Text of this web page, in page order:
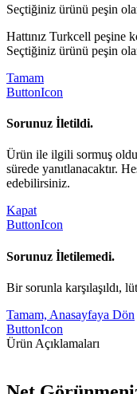
Seçtiğiniz ürünü peşin
Hattınız Turkcell peşine
Seçtiğiniz ürünü peşin
Tamam
ButtonIcon
Sorunuz İletildi.
Ürün ile ilgili sormuş
sürede yanıtlanacaktır.
edebilirsiniz.
Kapat
ButtonIcon
Sorunuz İletilemedi.
Bir sorunla karşılaşıldı,
Tamam, Anasayfaya Dön
ButtonIcon
Ürün Açıklamaları